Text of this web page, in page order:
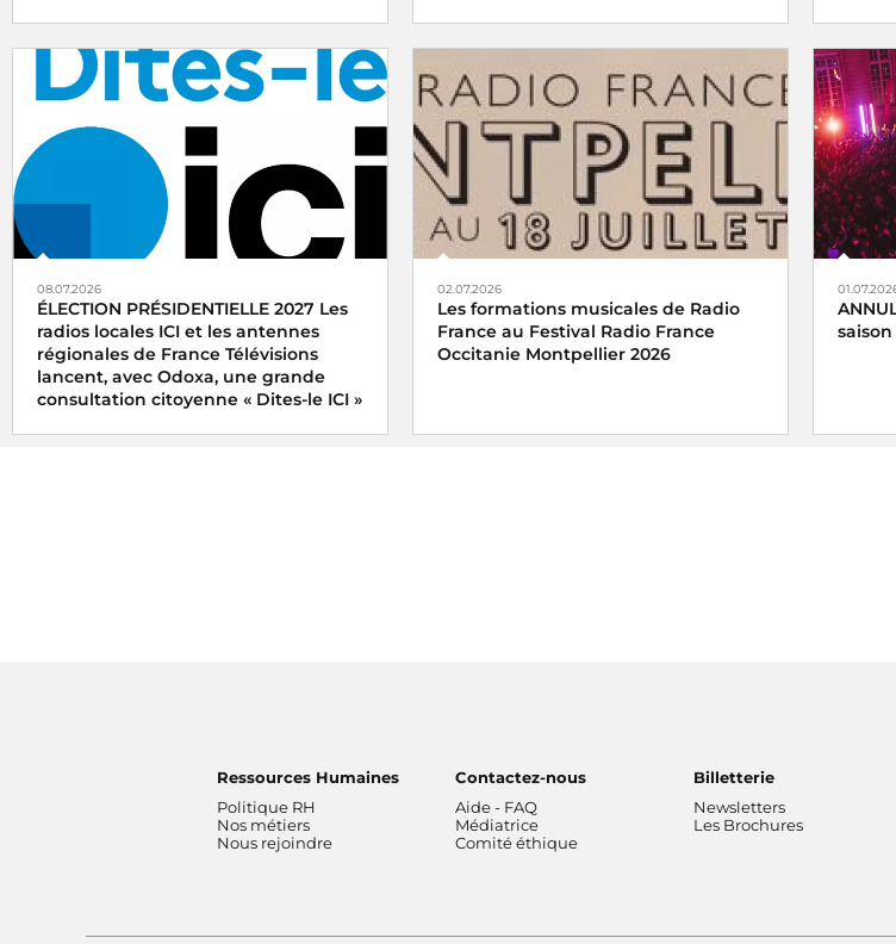
08.07.2026
ÉLECTION PRÉSIDENTIELLE 2027 Les
radios locales ICI et les antennes
régionales de France Télévisions
lancent, avec Odoxa, une grande
consultation citoyenne « Dites-le ICI »
02.07.2026
Les formations musicales de Radio
France au Festival Radio France
Occitanie Montpellier 2026
saison
Ressources Humaines
Politique RH
Nos métiers
Nous rejoindre
Contactez-nous
Aide - FAQ
Médiatrice
Comité éthique
Billetterie
Newsletters
Les Brochures